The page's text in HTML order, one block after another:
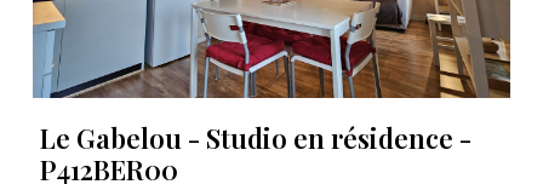
Le Gabelou - Studio en résidence -
P412BER00